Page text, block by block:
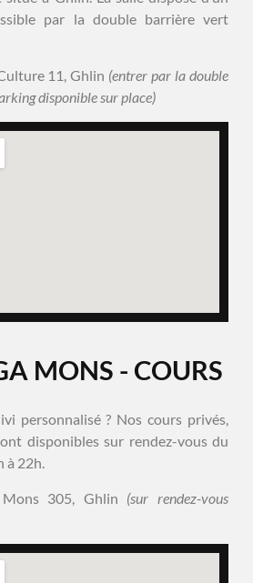
par la double barrière vert
11, Ghlin (entrer par la double
disponible sur place)
MONS - COURS
personnalisé ? Nos cours privés,
disponibles sur rendez-vous du
à 22h.
305, Ghlin (sur rendez-vous